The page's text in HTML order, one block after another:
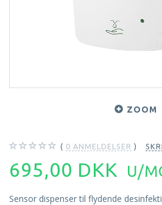
ZOOM
0 ANMELDELSER
695,00 DKK U/
Sensor dispenser til flydende